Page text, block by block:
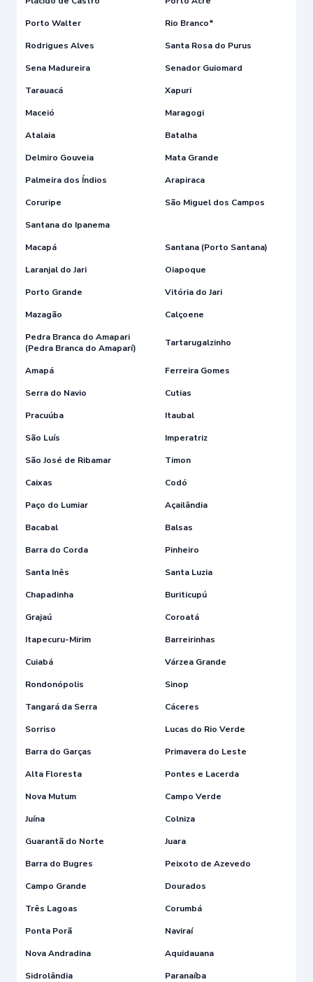
Porto Walter
Rio Branco*
Rodrigues Alves
Santa Rosa do Purus
Sena Madureira
Senador Guiomard
Tarauacá
Xapuri
Maceió
Maragogi
Atalaia
Batalha
Delmiro Gouveia
Mata Grande
Palmeira dos Índios
Arapiraca
Coruripe
São Miguel dos Campos
Santana do Ipanema
Macapá
Santana (Porto Santana)
Laranjal do Jari
Oiapoque
Porto Grande
Vitória do Jari
Mazagão
Calçoene
Pedra Branca do Amapari
(Pedra Branca do Amaparí)
Tartarugalzinho
Amapá
Ferreira Gomes
Serra do Navio
Cutias
Pracuúba
Itaubal
São Luís
Imperatriz
São José de Ribamar
Timon
Caixas
Codó
Paço do Lumiar
Açailândia
Bacabal
Balsas
Barra do Corda
Pinheiro
Santa Inês
Santa Luzia
Chapadinha
Buriticupú
Grajaú
Coroatá
Itapecuru-Mirim
Barreirinhas
Cuiabá
Várzea Grande
Rondonópolis
Sinop
Tangará da Serra
Cáceres
Sorriso
Lucas do Rio Verde
Barra do Garças
Primavera do Leste
Alta Floresta
Pontes e Lacerda
Nova Mutum
Campo Verde
Juína
Colniza
Guarantã do Norte
Juara
Barra do Bugres
Peixoto de Azevedo
Campo Grande
Dourados
Três Lagoas
Corumbá
Ponta Porã
Naviraí
Nova Andradina
Aquidauana
Sidrolândia
Paranaíba